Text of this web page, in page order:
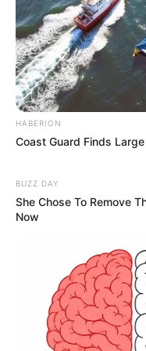
HABERION
Coast Guard Finds
BUZZ DAY
She Chose To Remove
Now